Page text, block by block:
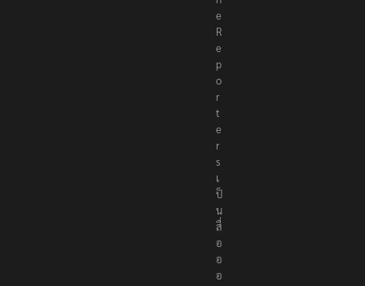
T
h
e
R
e
p
o
r
t
e
r
s
เ
ป็
น
สื่
อ